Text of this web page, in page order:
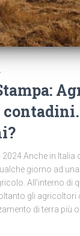
2024 Anche in Italia
giorno ad
All’interno di
gli agricoltori
di terra più